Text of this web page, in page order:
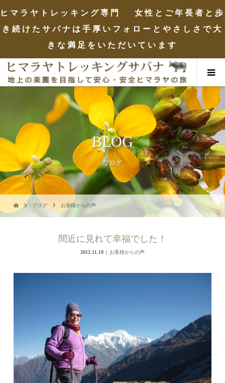
ヒマラヤトレッキング専門 女性とご年長者と歩
き続けたサパナは手厚いフォローとやさしさで大
きな満足をいただいています
BLOG
ブログ
ブログ お客様からの声
間近に見れて幸福でした！
2012.11.19 お客様からの声